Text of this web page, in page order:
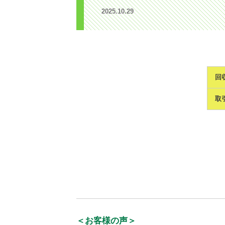
2025.10.29
回
取
＜お客様の声＞